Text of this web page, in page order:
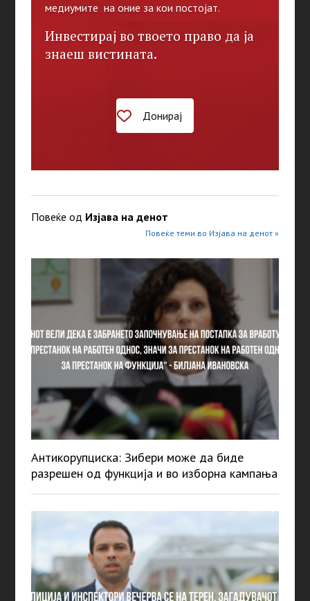
медиумите на оние за кои постојат.
Инвестирај во твоето право да ја
знаеш вистината.
Донирај
Повеќе од Изјава на денот
Повеќе теми во Изјава на денот »
Антикорупциска: Зибери може да биде
разрешен од функција и во изборна кампања